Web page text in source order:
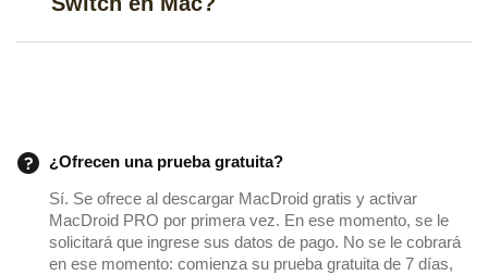
¿Ofrecen una prueba gratuita?
Sí. Se ofrece al descargar MacDroid gratis y activar
MacDroid PRO por primera vez. En ese momento, se le
solicitará que ingrese sus datos de pago. No se le cobrará
en ese momento: comienza su prueba gratuita de 7 días,